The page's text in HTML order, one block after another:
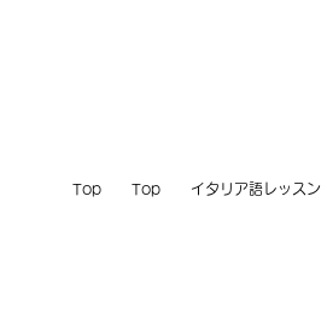
Top Top イタリア語レッスン